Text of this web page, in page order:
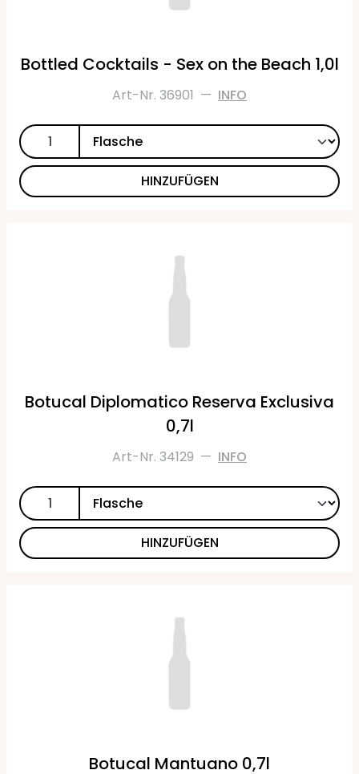
Bottled Cocktails - Sex on the Beach 1,0l
Art-Nr. 36901 — INFO
HINZUFÜGEN
Botucal Diplomatico Reserva Exclusiva
0,7l
Art-Nr. 34129 — INFO
HINZUFÜGEN
Botucal Mantuano 0,7l